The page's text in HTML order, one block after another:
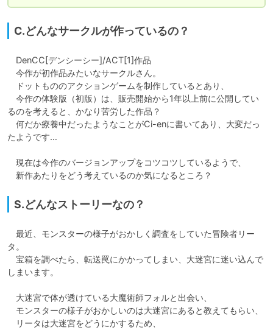
C.どんなサークルが作っているの？
DenCC[デンシーシー]/ACT[1]作品
今作が初作品みたいなサークルさん。
ドットもののアクションゲームを制作しているとあり、
今作の体験版（初版）は、販売開始から1年以上前に公開してい
るのを考えると、かなり苦労した作品？
何だか療養中だったようなことがCi-enに書いてあり、大変だっ
たようです…
現在は今作のバージョンアップをコツコツしているようで、
新作あたりをどう考えているのか気になるところ？
S.どんなストーリーなの？
最近、モンスターの様子がおかしく調査をしていた冒険者リー
タ。
宝箱を調べたら、転送罠にかかってしまい、大迷宮に迷い込んで
しまいます。
大迷宮で体が透けている大魔術師フォルと出会い、
モンスターの様子がおかしいのは大迷宮にあると教えてもらい、
リータは大迷宮をどうにかするため、